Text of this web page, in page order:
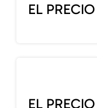
EL
EL PRECIO